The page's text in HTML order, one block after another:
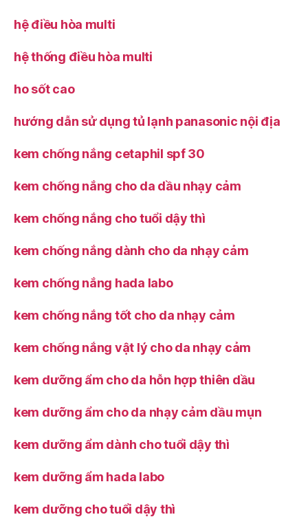
hệ điều hòa multi
hệ thống điều hòa multi
ho sốt cao
hướng dẫn sử dụng tủ lạnh panasonic nội địa
kem chống nắng cetaphil spf 30
kem chống nắng cho da dầu nhạy cảm
kem chống nắng cho tuổi dậy thì
kem chống nắng dành cho da nhạy cảm
kem chống nắng hada labo
kem chống nắng tốt cho da nhạy cảm
kem chống nắng vật lý cho da nhạy cảm
kem dưỡng ẩm cho da hỗn hợp thiên dầu
kem dưỡng ẩm cho da nhạy cảm dầu mụn
kem dưỡng ẩm dành cho tuổi dậy thì
kem dưỡng ẩm hada labo
kem dưỡng cho tuổi dậy thì